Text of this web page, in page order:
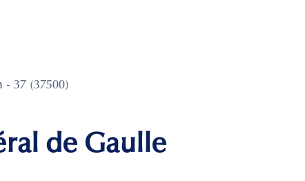
37 (37500)
de Gaulle